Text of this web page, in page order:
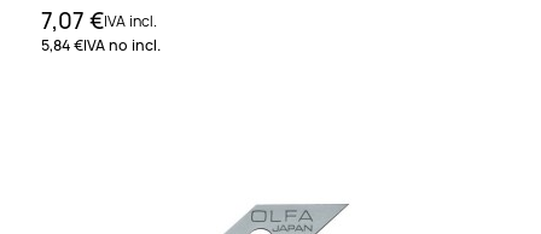
7,07 €IVA incl.
5,84 €IVA no incl.